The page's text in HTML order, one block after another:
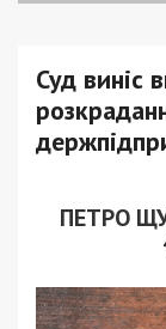
Суд виніс
ПЕТРО